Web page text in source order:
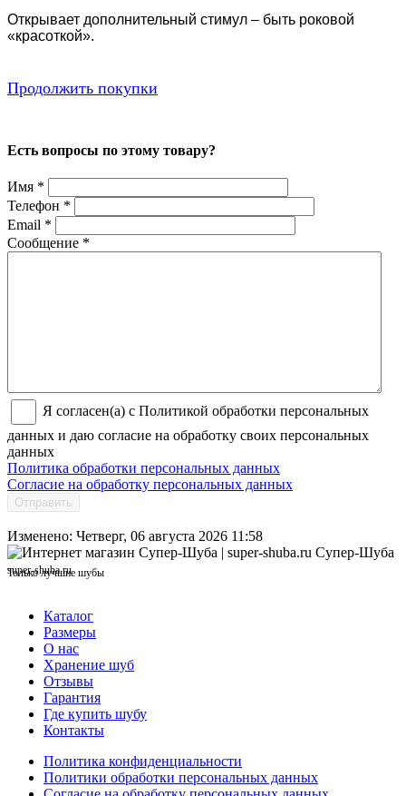
Открывает дополнительный стимул – быть роковой
«красоткой».
Продолжить покупки
Есть вопросы по этому товару?
Имя *
Телефон *
Email *
Сообщение *
Я согласен(а) с Политикой обработки персональных
данных и даю согласие на обработку своих персональных
данных
Политика обработки персональных данных
Согласие на обработку персональных данных
Отправить
Изменено: Четверг, 06 августа 2026 11:58
Супер-Шуба
super-shuba.ru
Только лучшие шубы
Каталог
Размеры
О нас
Хранение шуб
Отзывы
Гарантия
Где купить шубу
Контакты
Политика конфиденциальности
Политики обработки персональных данных